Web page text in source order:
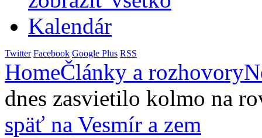
Kalendár
Twitter Facebook Google Plus RSS
HomeČlánky a rozhovory
dnes zasvietilo kolmo na
späť na Vesmír a zem